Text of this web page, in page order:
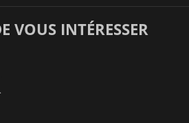
VOUS INTÉRESSER